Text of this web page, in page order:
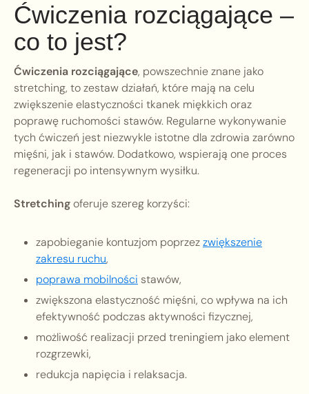
Ćwiczenia rozciągające –
co to jest?
Ćwiczenia rozciągające, powszechnie znane jako
stretching, to zestaw działań, które mają na celu
zwiększenie elastyczności tkanek miękkich oraz
poprawę ruchomości stawów. Regularne wykonywanie
tych ćwiczeń jest niezwykle istotne dla zdrowia zarówno
mięśni, jak i stawów. Dodatkowo, wspierają one proces
regeneracji po intensywnym wysiłku.
Stretchingoferuje szereg korzyści:
zapobieganie kontuzjom poprzezzwiększenie
zakresu ruchu,
poprawa mobilności stawów,
zwiększona elastyczność mięśni, co wpływa na ich
efektywność podczas aktywności fizycznej,
możliwość realizacji przed treningiem jako element
rozgrzewki,
redukcja napięcia i relaksacja.